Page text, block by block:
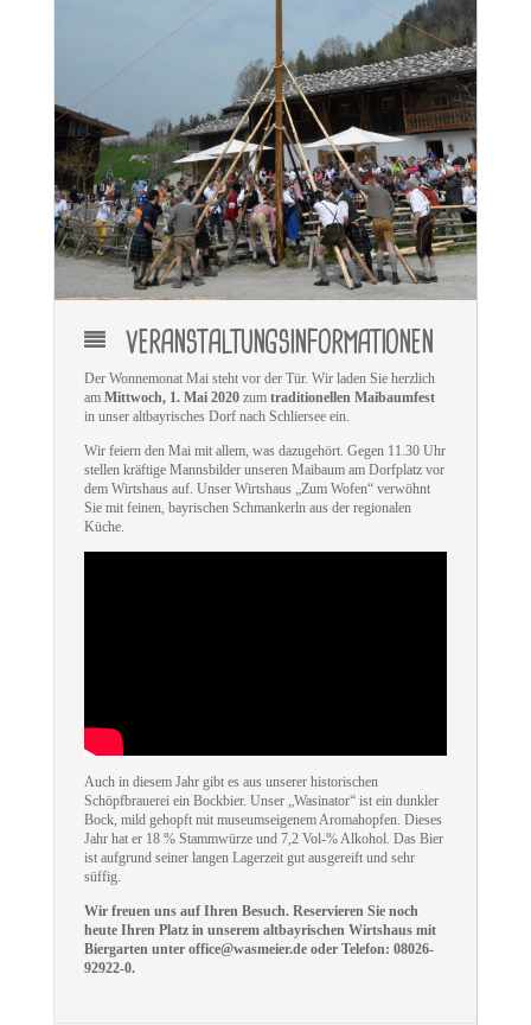
VERANSTALTUNGSINFORMATIONEN
Der Wonnemonat Mai steht vor der Tür. Wir laden Sie herzlich
am Mittwoch, 1. Mai 2020 zumtraditionellen Maibaumfest
in unser altbayrisches Dorf nach Schliersee ein.
Wir feiern den Mai mit allem, was dazugehört. Gegen 11.30 Uhr
stellen kräftige Mannsbilder unseren Maibaum am Dorfplatz vor
dem Wirtshaus auf. Unser Wirtshaus „Zum Wofen“ verwöhnt
Sie mit feinen, bayrischen Schmankerln aus der regionalen
Küche.
Auch in diesem Jahr gibt es aus unserer historischen
Schöpfbrauerei ein Bockbier. Unser „Wasinator“ ist ein dunkler
Bock, mild gehopft mit museumseigenem Aromahopfen. Dieses
Jahr hat er 18 % Stammwürze und 7,2 Vol-% Alkohol. Das Bier
ist aufgrund seiner langen Lagerzeit gut ausgereift und sehr
süffig.
Wir freuen uns auf Ihren Besuch. Reservieren Sie noch
heute Ihren Platz in unserem altbayrischen Wirtshaus mit
Biergarten unter office@wasmeier.de oder Telefon: 08026-
92922-0.